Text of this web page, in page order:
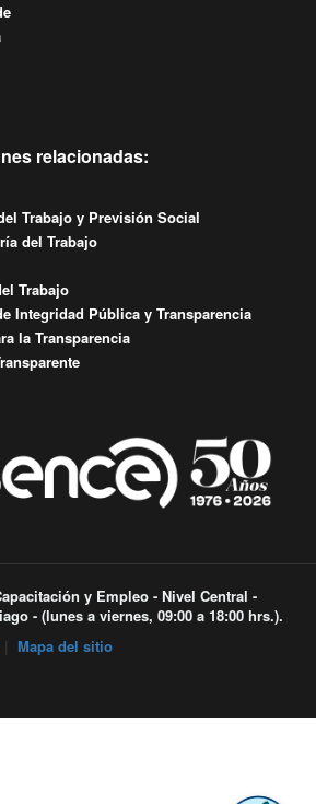
relacionadas:
Trabajo y Previsión Social
del Trabajo
Trabajo
Integridad Pública y Transparencia
la Transparencia
y Empleo - Nivel Central -
- (lunes a viernes, 09:00 a 18:00 hrs.).
Mapa del sitio